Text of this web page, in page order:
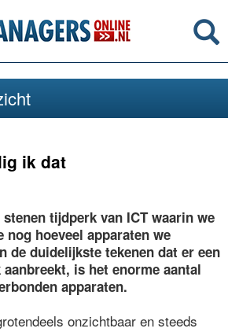
ik dat
stenen tijdperk van ICT waarin we
nog hoeveel apparaten we
de duidelijkste tekenen dat er een
is het enorme aantal
apparaten.
onzichtbaar en steeds